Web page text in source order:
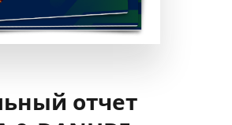
отчет